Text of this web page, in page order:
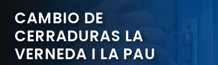
CAMBIO DE
CERRADURAS LA
VERNEDA I LA PAU